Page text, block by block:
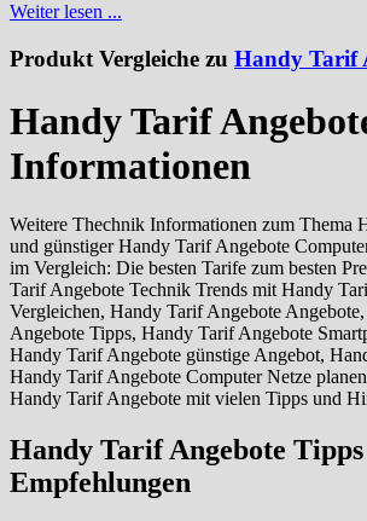
Weiter lesen ...
Produkt Vergleiche zu Handy Tarif
Handy Tarif
Informationen
Weitere Thechnik Informationen zum Thema
und günstiger Handy Tarif Angebote
im Vergleich: Die besten Tarife zum besten
Tarif Angebote Technik Trends mit Handy
Vergleichen, Handy Tarif Angebote
Angebote Tipps, Handy Tarif Angebote
Handy Tarif Angebote günstige Angebot,
Handy Tarif Angebote Computer Netze
Handy Tarif Angebote mit vielen Tipps und
Handy Tarif Angebote
Empfehlungen